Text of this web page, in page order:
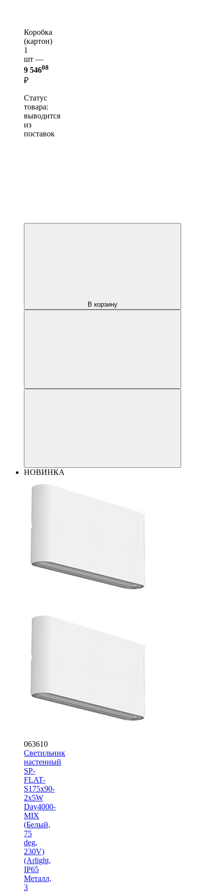
Коробка
(картон)
1
шт —
9 54608
₽
Статус
товара:
выводится
из
поставок
В корзину
НОВИНКА
063610
Светильник
настенный
SP-
FLAT-
S175x90-
2x5W
Day4000-
MIX
(Белый,
75
deg,
230V)
(Arlight,
IP65
Металл,
3